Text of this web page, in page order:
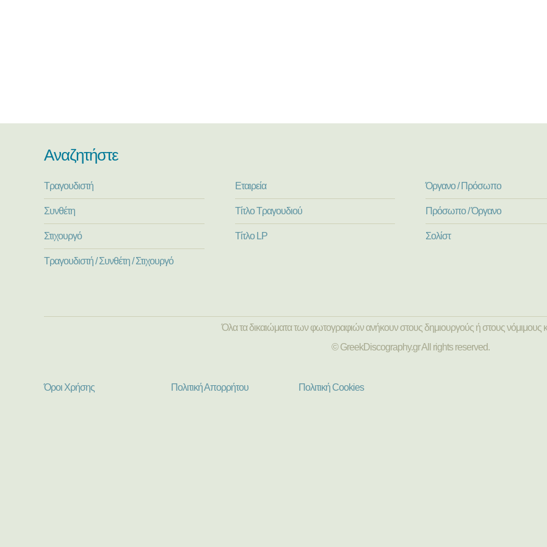
Αναζητήστε
Τραγουδιστή
Συνθέτη
Στιχουργό
Τραγουδιστή / Συνθέτη / Στιχουργό
Εταιρεία
Τίτλο Τραγουδιού
Τίτλο LP
Όργανο / Πρόσωπο
Πρόσωπο / Όργανο
Σολίστ
Όλα τα δικαιώματα των φωτογραφιών ανήκουν στους δημιουργούς ή στους νόμιμους
© GreekDiscography.gr All rights reserved.
Όροι Χρήσης Πολιτική Απορρήτου Πολιτική Cookies